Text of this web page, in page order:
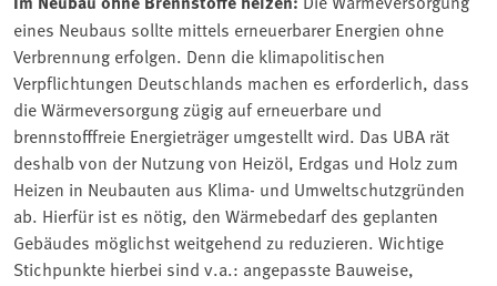
eines Neubaus sollte mittels erneuerbarer Energien ohne
Verbrennung erfolgen. Denn die klimapolitischen
Verpflichtungen Deutschlands machen es erforderlich, dass
die Wärmeversorgung zügig auf erneuerbare und
brennstofffreie Energieträger umgestellt wird. Das UBA rät
deshalb von der Nutzung von Heizöl, Erdgas und Holz zum
Heizen in Neubauten aus Klima- und Umweltschutzgründen
ab. Hierfür ist es nötig, den Wärmebedarf des geplanten
Gebäudes möglichst weitgehend zu reduzieren. Wichtige
Stichpunkte hierbei sind v.a.: angepasste Bauweise,